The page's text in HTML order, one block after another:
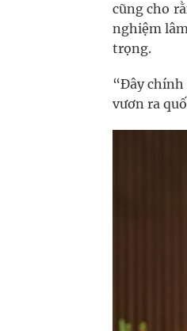
cũng cho
nghiệm
trọng.
“Đây chính
vươn ra